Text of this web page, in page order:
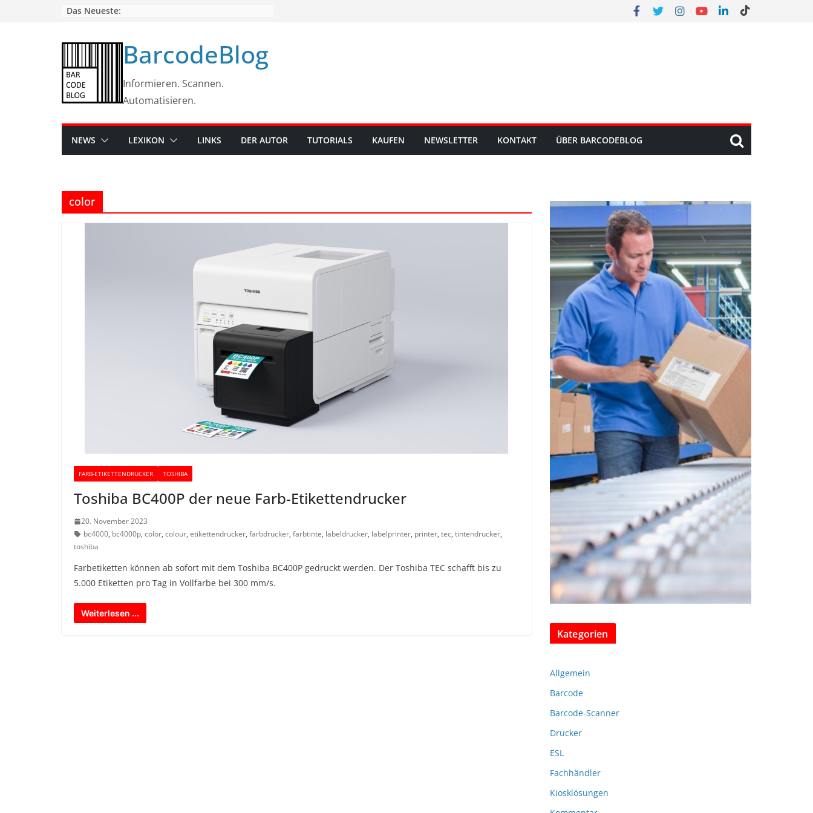
Das Neueste:
BarcodeBlog
Informieren. Scannen.
Automatisieren.
NEWS LEXIKON LINKS DER AUTOR TUTORIALS KAUFEN NEWSLETTER KONTAKT ÜBER BARCODEBLOG
color
FARB-ETIKETTENDRUCKER TOSHIBA
Toshiba BC400P der neue Farb-Etikettendrucker
20. November 2023
bc4000, bc4000p, color, colour, etikettendrucker, farbdrucker, farbtinte, labeldrucker, labelprinter, printer, tec, tintendrucker,
toshiba
Farbetiketten können ab sofort mit dem Toshiba BC400P gedruckt werden. Der Toshiba TEC schafft bis zu
5.000 Etiketten pro Tag in Vollfarbe bei 300 mm/s.
Weiterlesen ...
Kategorien
Allgemein
Barcode
Barcode-Scanner
Drucker
ESL
Fachhändler
Kiosklösungen